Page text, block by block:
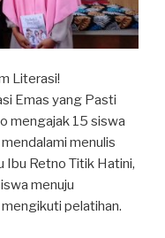
Literasi!
Emas yang Pasti
mengajak 15 siswa
menulis
Ibu Retno Titik Hatini,
menuju
pelatihan.